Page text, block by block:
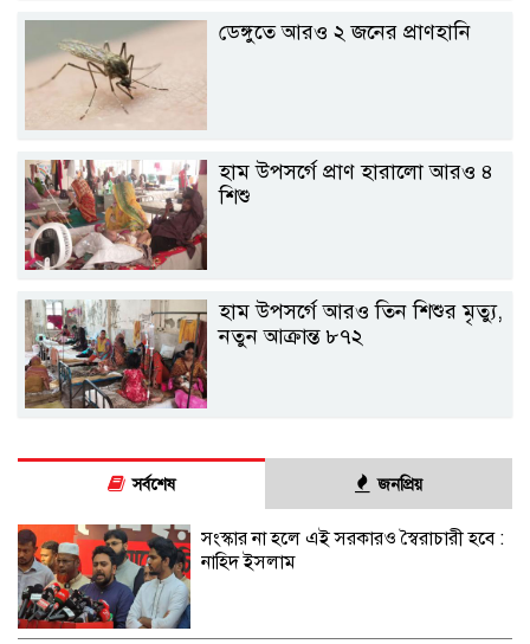
ডেঙ্গুতে আরও ২ জনের প্রাণহানি
হাম উপসর্গে প্রাণ হারালো আরও ৪
শিশু
হাম উপসর্গে আরও তিন শিশুর মৃত্যু,
নতুন আক্রান্ত ৮৭২
সর্বশেষ জনপ্রিয়
সংস্কার না হলে এই সরকারও স্বৈরাচারী হবে :
নাহিদ ইসলাম